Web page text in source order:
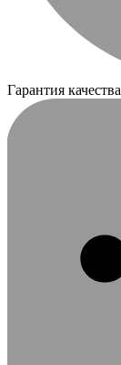
Гарантия качества